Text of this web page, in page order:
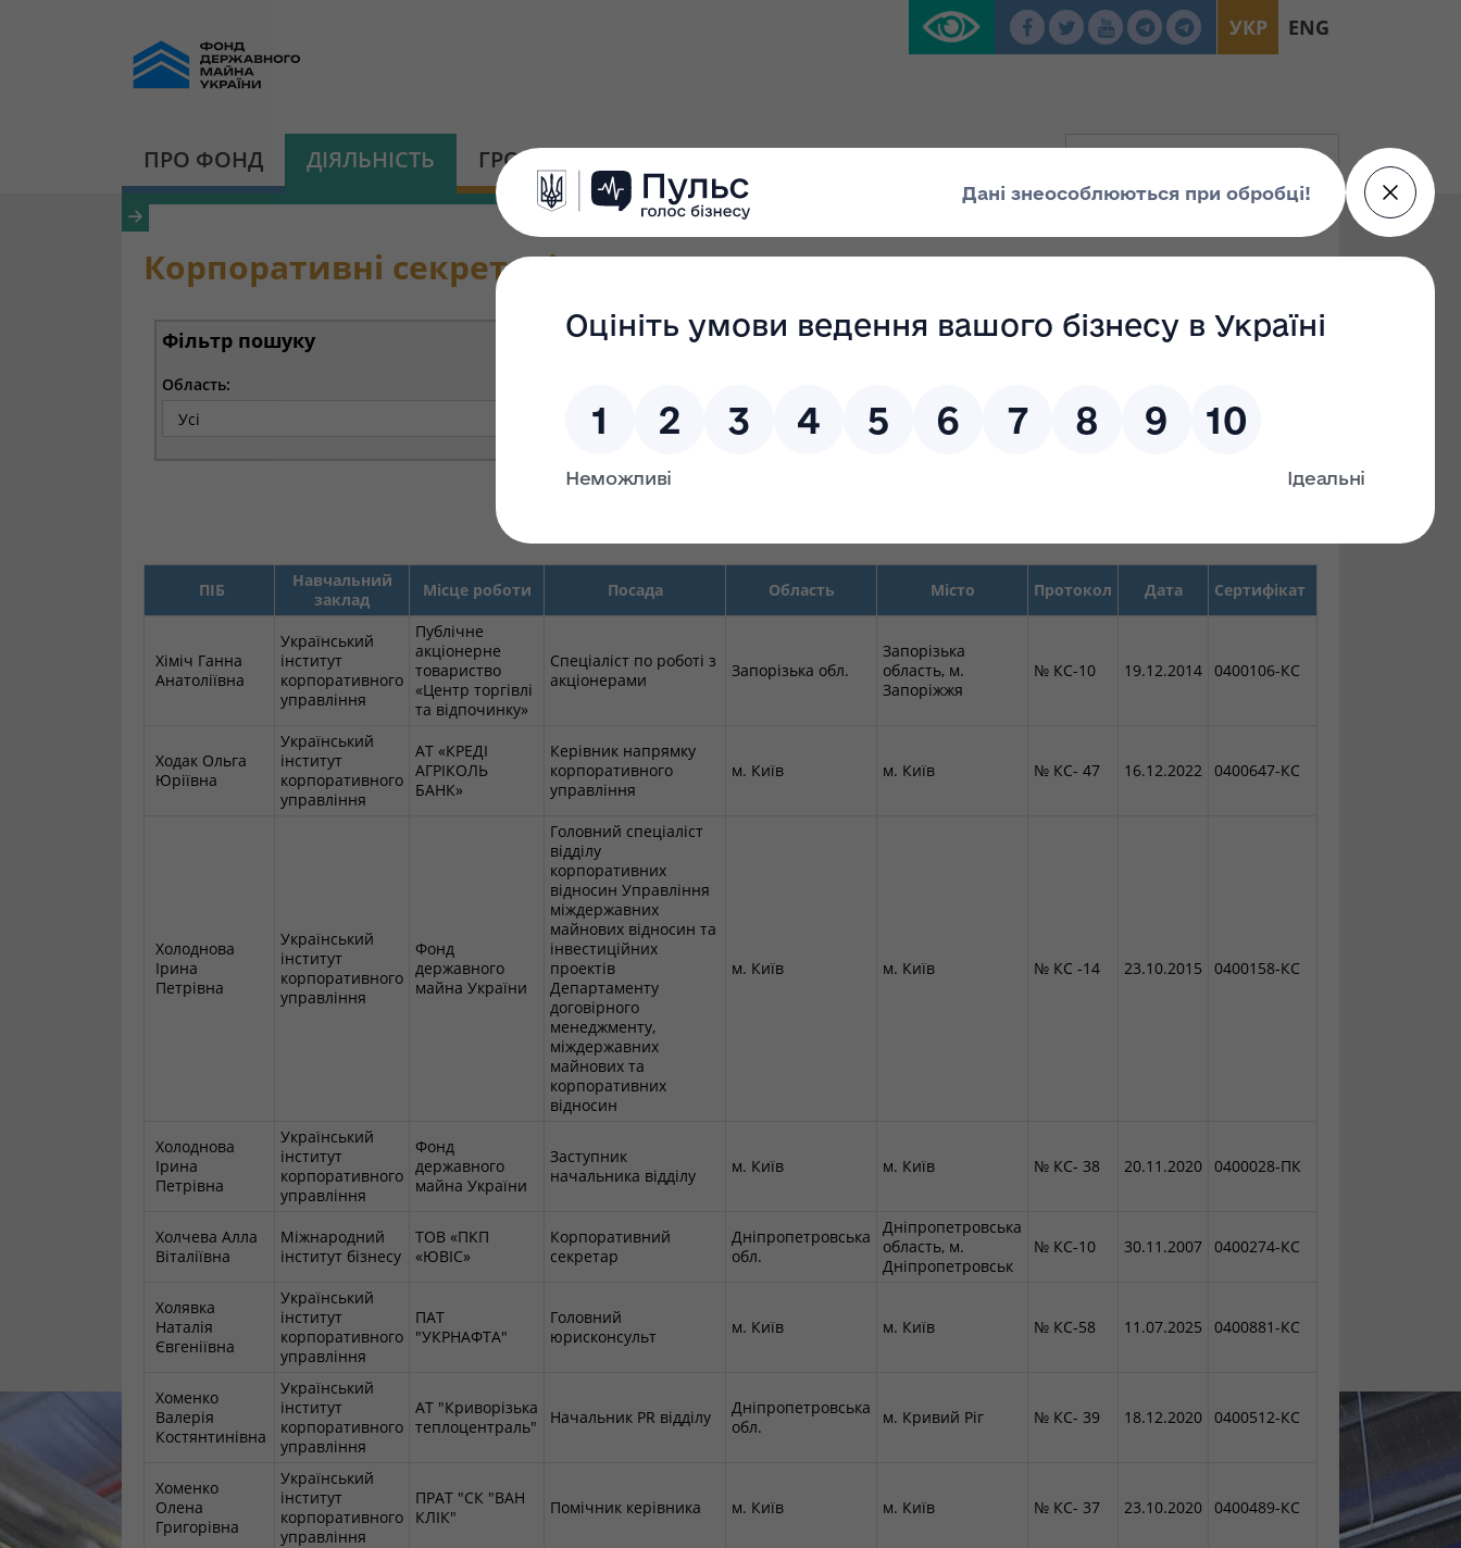
УКР ENG
ПРО ФОНД ДІЯЛЬНІСТЬ ГРОМАДСЬКА ПЛАТФОРМА
Корпоративні секретарі
Фільтр пошуку
Область:
ПІБ
Навчальний
заклад
Місце роботи Посада Область Місто Протокол Дата Сертифікат
Хіміч Ганна
Анатоліївна
Український
інститут
корпоративного
управління
Публічне
акціонерне
товариство
«Центр торгівлі
та відпочинку»
Спеціаліст по роботі з
акціонерами
Запорізька обл.
Запорізька
область, м.
Запоріжжя
№ КС-10 19.12.2014 0400106-КС
Ходак Ольга
Юріївна
Український
інститут
корпоративного
управління
АТ «КРЕДІ
АГРІКОЛЬ
БАНК»
Керівник напрямку
корпоративного
управління
м. Київ м. Київ № КС- 47 16.12.2022 0400647-КС
Холоднова
Ірина
Петрівна
Український
інститут
корпоративного
управління
Фонд
державного
майна України
Головний спеціаліст
відділу
корпоративних
відносин Управління
міждержавних
майнових відносин та
інвестиційних
проектів
Департаменту
договірного
менеджменту,
міждержавних
майнових та
корпоративних
відносин
м. Київ м. Київ № КС -14 23.10.2015 0400158-КС
Холоднова
Ірина
Петрівна
Український
інститут
корпоративного
управління
Фонд
державного
майна України
Заступник
начальника відділу
м. Київ м. Київ № КС- 38 20.11.2020 0400028-ПК
Холчева Алла
Віталіївна
Міжнародний
інститут бізнесу
ТОВ «ПКП
«ЮВІС»
Корпоративний
секретар
Дніпропетровська
обл.
Дніпропетровська
область, м.
Дніпропетровськ
№ КС-10 30.11.2007 0400274-КС
Холявка
Наталія
Євгеніївна
Український
інститут
корпоративного
управління
ПАТ
"УКРНАФТА"
Головний
юрисконсульт
м. Київ м. Київ № КС-58 11.07.2025 0400881-КС
Хоменко
Валерія
Костянтинівна
Український
інститут
корпоративного
управління
АТ "Криворізька
теплоцентраль"
Начальник PR відділу
Дніпропетровська
обл.
м. Кривий Ріг № КС- 39 18.12.2020 0400512-КС
Хоменко
Олена
Григорівна
Український
інститут
корпоративного
управління
ПРАТ "СК "ВАН
КЛІК"
Помічник керівника м. Київ м. Київ № КС- 37 23.10.2020 0400489-КС